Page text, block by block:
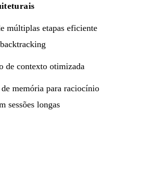
múltiplas etapas eficiente
de contexto otimizada
de memória para raciocínio
sessões longas